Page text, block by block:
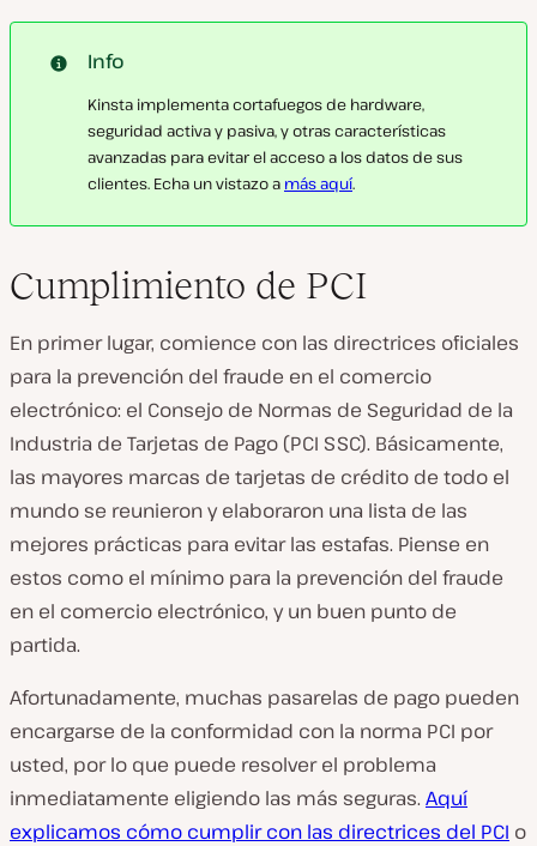
Info
Kinsta implementa cortafuegos de hardware,
seguridad activa y pasiva, y otras características
avanzadas para evitar el acceso a los datos de sus
clientes. Echa un vistazo a más aquí.
Cumplimiento de PCI
En primer lugar, comience con las directrices oficiales
para la prevención del fraude en el comercio
electrónico: el Consejo de Normas de Seguridad de la
Industria de Tarjetas de Pago (PCI SSC). Básicamente,
las mayores marcas de tarjetas de crédito de todo el
mundo se reunieron y elaboraron una lista de las
mejores prácticas para evitar las estafas. Piense en
estos como el mínimo para la prevención del fraude
en el comercio electrónico, y un buen punto de
partida.
Afortunadamente, muchas pasarelas de pago pueden
encargarse de la conformidad con la norma PCI por
usted, por lo que puede resolver el problema
inmediatamente eligiendo las más seguras. Aquí
explicamos cómo cumplir con las directrices del PCI o